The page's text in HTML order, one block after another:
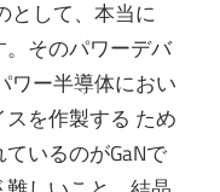
として、本当に
そのパワーデバ
ワー半導体におい
を作製する ため
いるのがGaNで